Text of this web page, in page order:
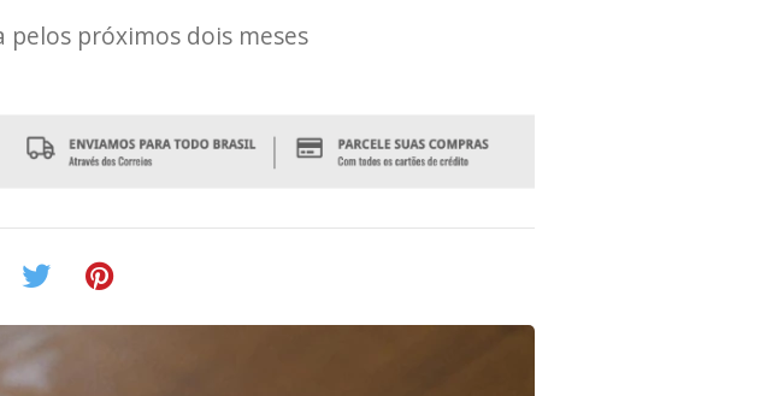
pelos próximos dois meses